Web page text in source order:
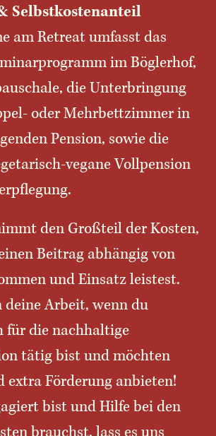
Selbstkostenanteil
am Retreat umfasst das
im Böglerhof,
die Unterbringung
oder Mehrbettzimmer in
Pension, sowie die
vegane Vollpension
den Großteil der Kosten,
Beitrag abhängig von
und Einsatz leistest.
deine Arbeit, wenn du
für die nachhaltige
tätig bist und möchten
extra Förderung anbieten!
bist und Hilfe bei den
brauchst, lass es uns